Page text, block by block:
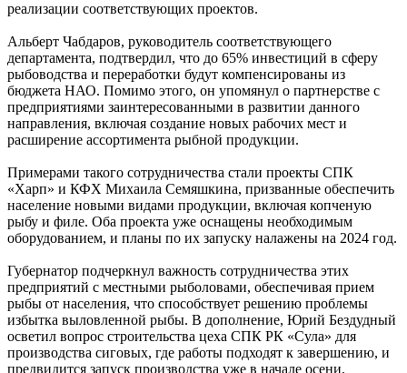
реализации соответствующих проектов.
Альберт Чабдаров, руководитель соответствующего
департамента, подтвердил, что до 65% инвестиций в сферу
рыбоводства и переработки будут компенсированы из
бюджета НАО. Помимо этого, он упомянул о партнерстве с
предприятиями заинтересованными в развитии данного
направления, включая создание новых рабочих мест и
расширение ассортимента рыбной продукции.
Примерами такого сотрудничества стали проекты СПК
«Харп» и КФХ Михаила Семяшкина, призванные обеспечить
население новыми видами продукции, включая копченую
рыбу и филе. Оба проекта уже оснащены необходимым
оборудованием, и планы по их запуску налажены на 2024 год.
Губернатор подчеркнул важность сотрудничества этих
предприятий с местными рыболовами, обеспечивая прием
рыбы от населения, что способствует решению проблемы
избытка выловленной рыбы. В дополнение, Юрий Бездудный
осветил вопрос строительства цеха СПК РК «Сула» для
производства сиговых, где работы подходят к завершению, и
предвидится запуск производства уже в начале осени.